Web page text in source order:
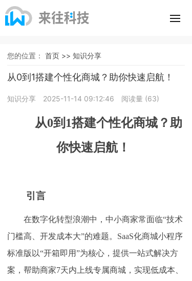
您的位置： 首页 >> 知识分享
从0到1搭建个性化商城？助你快速启航！
知识分享 2025-11-14 09:12:46 阅读量 (63)
从0到1搭建个性化商城？助
你快速启航！
引言
在数字化转型浪潮中，中小商家常面临“技术
门槛高、开发成本大”的难题。SaaS化商城小程序
标准版以“开箱即用”为核心，提供一站式解决方
案，帮助商家7天内上线专属商城，实现低成本、